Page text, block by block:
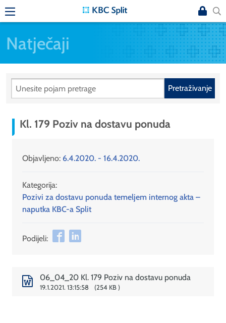
Natječaji
Pretraživanje
Kl. 179 Poziv na dostavu ponuda
Objavljeno: 6.4.2020. - 16.4.2020.
Kategorija:
Pozivi za dostavu ponuda temeljem internog akta –
naputka KBC-a Split
Podijeli:
06_04_20 Kl. 179 Poziv na dostavu ponuda
19.1.2021. 13:15:58 254 KB